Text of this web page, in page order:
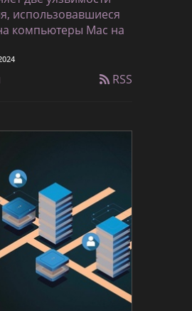
использовавшиеся
компьютеры Mac на
RSS